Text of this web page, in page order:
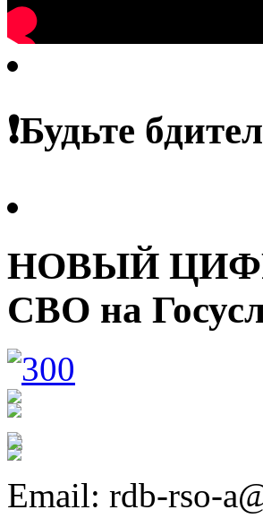
❗️Будьте
НОВЫЙ
СВО на
Email: rdb-rso-